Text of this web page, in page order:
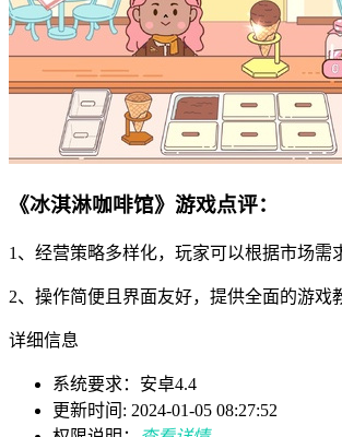
《冰淇淋咖啡馆》游戏点评：
1、经营策略多样化，玩家可以根据市场需
2、操作简便且界面友好，提供全面的游戏
详细信息
系统要求：安卓4.4
更新时间: 2024-01-05 08:27:52